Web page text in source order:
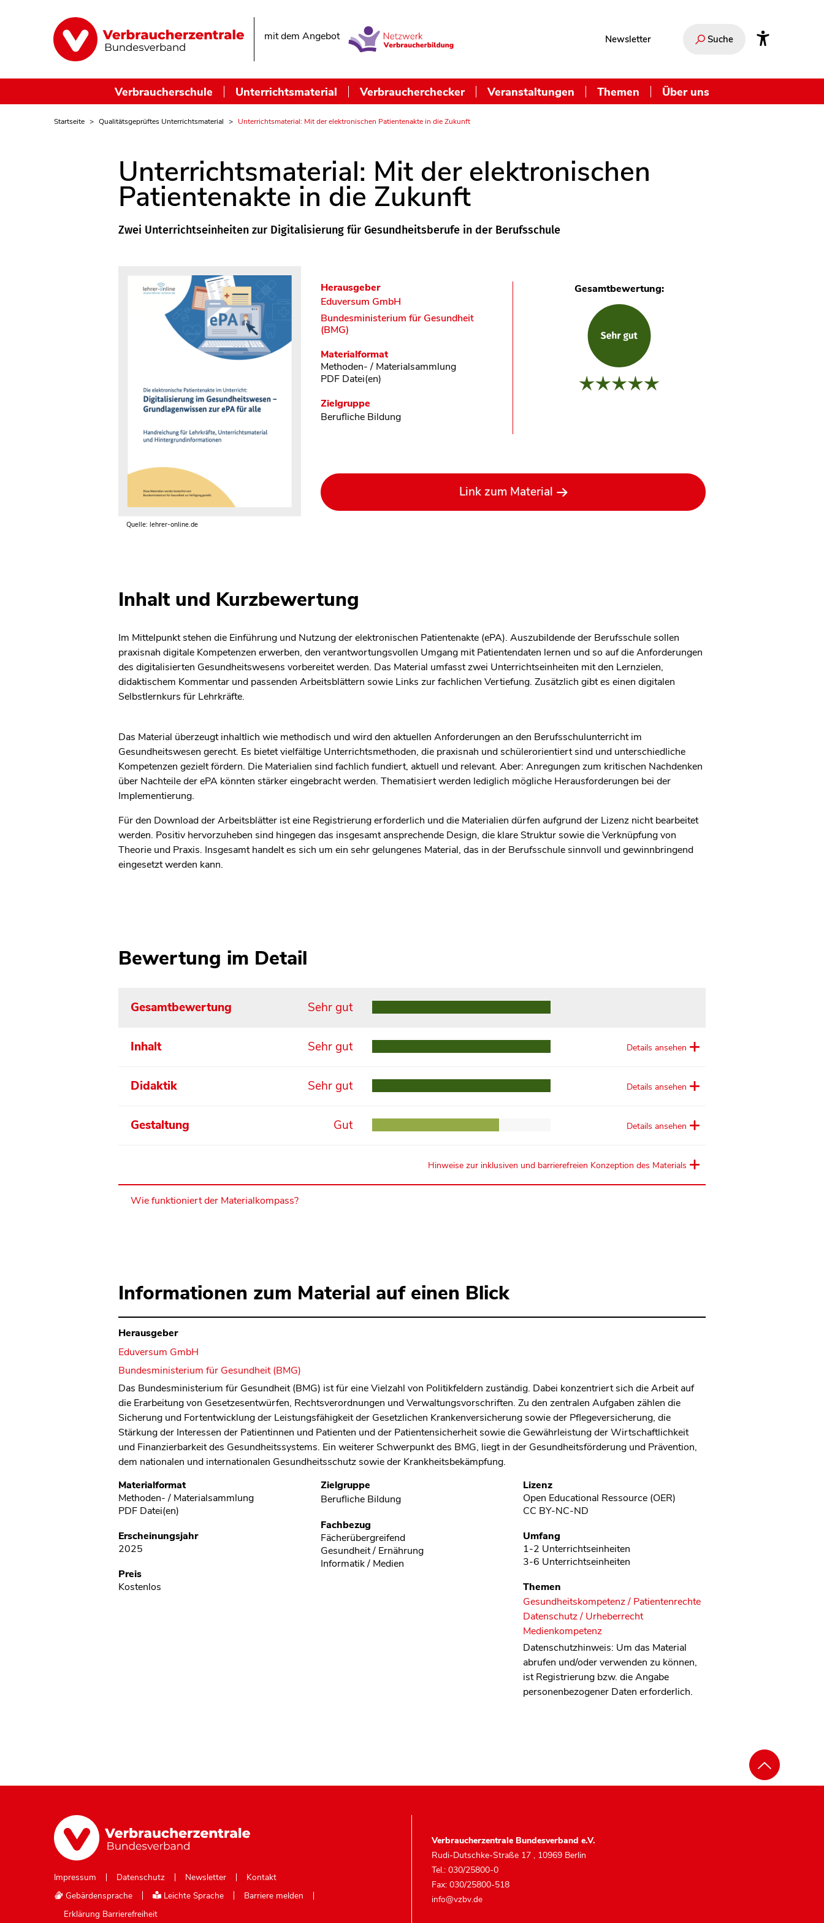
mit dem Angebot Newsletter Suche
Verbraucherschule Unterrichtsmaterial Verbraucherchecker Veranstaltungen Themen Über uns
Startseite Qualitätsgeprüftes Unterrichtsmaterial Unterrichtsmaterial: Mit der elektronischen Patientenakte in die Zukunft
Unterrichtsmaterial: Mit der elektronischen
Patientenakte in die Zukunft
Zwei Unterrichtseinheiten zur Digitalisierung für Gesundheitsberufe in der Berufsschule
Quelle: lehrer-online.de
Herausgeber
Eduversum GmbH
Bundesministerium für Gesundheit
(BMG)
Materialformat
Methoden- / Materialsammlung
PDF Datei(en)
Zielgruppe
Berufliche Bildung
Gesamtbewertung:
Link zum Material
Inhalt und Kurzbewertung
Im Mittelpunkt stehen die Einführung und Nutzung der elektronischen Patientenakte (ePA). Auszubildende der Berufsschule sollen
praxisnah digitale Kompetenzen erwerben, den verantwortungsvollen Umgang mit Patientendaten lernen und so auf die Anforderungen
des digitalisierten Gesundheitswesens vorbereitet werden. Das Material umfasst zwei Unterrichtseinheiten mit den Lernzielen,
didaktischem Kommentar und passenden Arbeitsblättern sowie Links zur fachlichen Vertiefung. Zusätzlich gibt es einen digitalen
Selbstlernkurs für Lehrkräfte.
Das Material überzeugt inhaltlich wie methodisch und wird den aktuellen Anforderungen an den Berufsschulunterricht im
Gesundheitswesen gerecht. Es bietet vielfältige Unterrichtsmethoden, die praxisnah und schülerorientiert sind und unterschiedliche
Kompetenzen gezielt fördern. Die Materialien sind fachlich fundiert, aktuell und relevant. Aber: Anregungen zum kritischen Nachdenken
über Nachteile der ePA könnten stärker eingebracht werden. Thematisiert werden lediglich mögliche Herausforderungen bei der
Implementierung.
Für den Download der Arbeitsblätter ist eine Registrierung erforderlich und die Materialien dürfen aufgrund der Lizenz nicht bearbeitet
werden. Positiv hervorzuheben sind hingegen das insgesamt ansprechende Design, die klare Struktur sowie die Verknüpfung von
Theorie und Praxis. Insgesamt handelt es sich um ein sehr gelungenes Material, das in der Berufsschule sinnvoll und gewinnbringend
eingesetzt werden kann.
Bewertung im Detail
Gesamtbewertung Sehr gut
Inhalt Sehr gut Details ansehen
Didaktik Sehr gut Details ansehen
Gestaltung Gut Details ansehen
Hinweise zur inklusiven und barrierefreien Konzeption des Materials
Wie funktioniert der Materialkompass?
Informationen zum Material auf einen Blick
Herausgeber
Eduversum GmbH
Bundesministerium für Gesundheit (BMG)
Das Bundesministerium für Gesundheit (BMG) ist für eine Vielzahl von Politikfeldern zuständig. Dabei konzentriert sich die Arbeit auf
die Erarbeitung von Gesetzesentwürfen, Rechtsverordnungen und Verwaltungsvorschriften. Zu den zentralen Aufgaben zählen die
Sicherung und Fortentwicklung der Leistungsfähigkeit der Gesetzlichen Krankenversicherung sowie der Pflegeversicherung, die
Stärkung der Interessen der Patientinnen und Patienten und der Patientensicherheit sowie die Gewährleistung der Wirtschaftlichkeit
und Finanzierbarkeit des Gesundheitssystems. Ein weiterer Schwerpunkt des BMG, liegt in der Gesundheitsförderung und Prävention,
dem nationalen und internationalen Gesundheitsschutz sowie der Krankheitsbekämpfung.
Metadaten
Materialformat
Methoden- / Materialsammlung
PDF Datei(en)
Erscheinungsjahr
2025
Preis
Kostenlos
Zielgruppe
Berufliche Bildung
Fachbezug
Fächerübergreifend
Gesundheit / Ernährung
Informatik / Medien
Lizenz
Open Educational Ressource (OER)
CC BY-NC-ND
Umfang
1-2 Unterrichtseinheiten
3-6 Unterrichtseinheiten
Themen
Gesundheitskompetenz / Patientenrechte
Datenschutz / Urheberrecht
Medienkompetenz
Datenschutzhinweis: Um das Material
abrufen und/oder verwenden zu können,
ist Registrierung bzw. die Angabe
personenbezogener Daten erforderlich.
Impressum Datenschutz Newsletter
Kontakt
Gebärdensprache
Leichte Sprache
Barriere melden
Erklärung Barrierefreiheit
Verbraucherzentrale Bundesverband e.V.
Rudi-Dutschke-Straße 17 , 10969 Berlin
Tel.: 030/25800-0
Fax: 030/25800-518
info@vzbv.de